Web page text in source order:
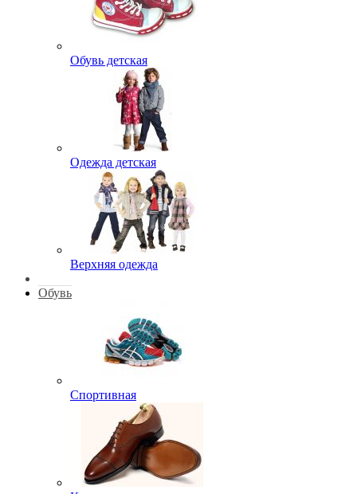
Обувь детская
Одежда детская
Верхняя одежда
Обувь
Спортивная